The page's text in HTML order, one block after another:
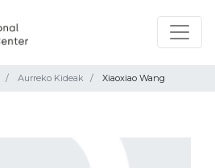
Aurreko Kideak Xiaoxiao Wang